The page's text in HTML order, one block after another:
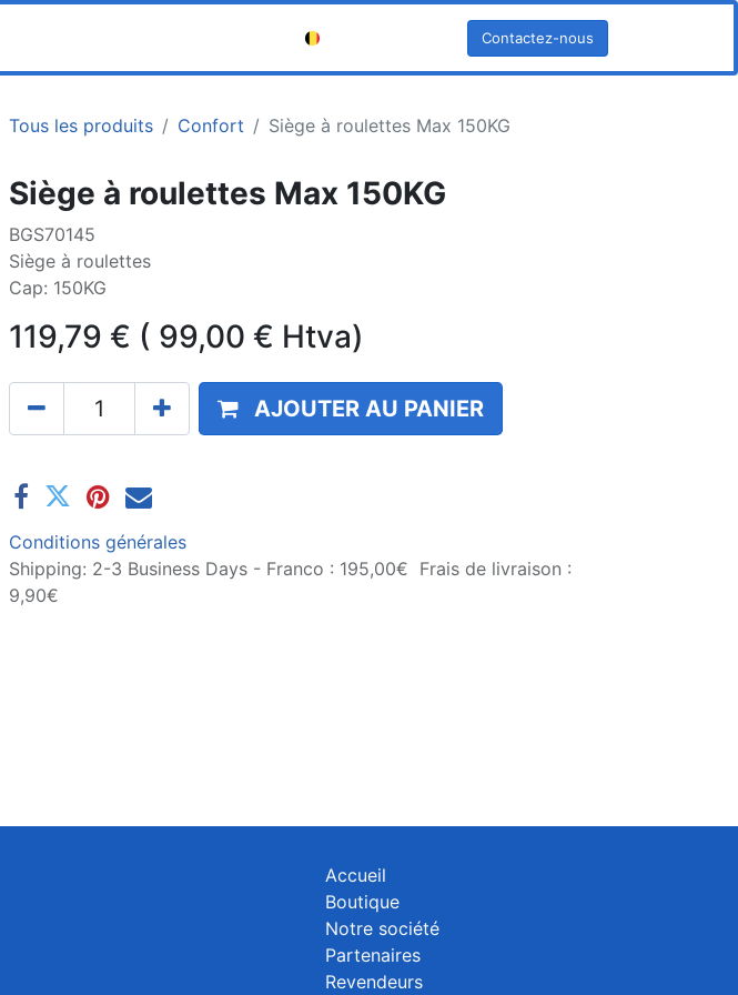
Contactez-nous
Tous les produits Confort Siège à roulettes Max 150KG
Siège à roulettes Max 150KG
BGS70145
Siège à roulettes
Cap: 150KG
119,79 € ( 99,00 € Htva)
AJOUTER AU PANIER
Conditions générales
Shipping: 2-3 Business Days - Franco : 195,00€ Frais de livraison :
9,90€
Accueil
Boutique
Notre société
Partenaires
Revendeurs